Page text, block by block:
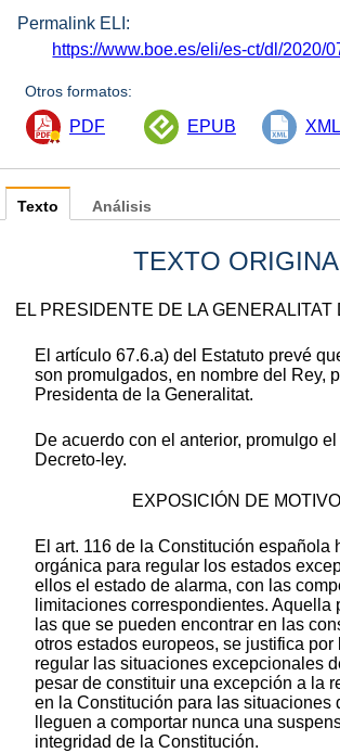
Permalink ELI:
https://www.boe.es/eli/es-ct/dl/2020/
Otros formatos:
PDF EPUB XML
Texto
TEXTO
EL PRESIDENTE DE LA GENERALITAT
El artículo 67.6.a) del Estatuto prevé
son promulgados, en nombre del Rey,
Presidenta de la Generalitat.
De acuerdo con el anterior, promulgo
Decreto-ley.
EXPOSICIÓN DE
El art. 116 de la Constitución española
orgánica para regular los estados
ellos el estado de alarma, con las
limitaciones correspondientes. Aquella
las que se pueden encontrar en las
otros estados europeos, se justifica
regular las situaciones excepcionales
pesar de constituir una excepción a la
en la Constitución para las situaciones
lleguen a comportar nunca una
integridad de la Constitución.
Análisis